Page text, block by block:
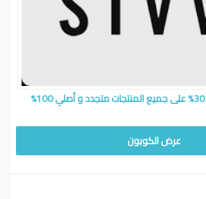
كود خصم سيفي كوم 30% على جميع المنتجات متجدد و أصلي 100%
عرض الكوبون